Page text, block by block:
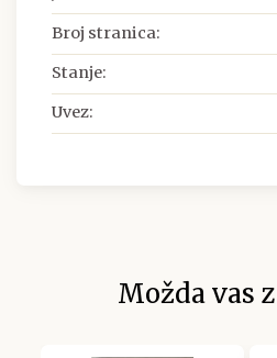
Broj stranica:
Stanje:
Uvez:
Možda vas